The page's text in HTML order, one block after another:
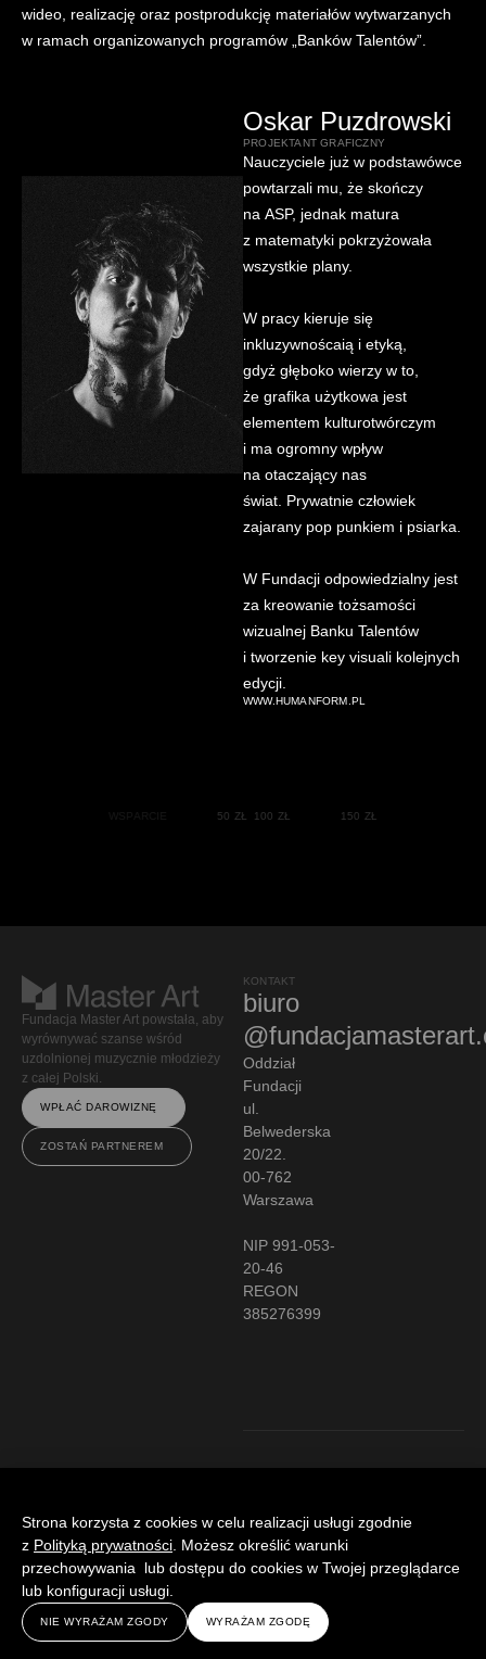
wideo, realizację oraz postprodukcję materiałów wytwarzanych
w ramach organizowanych programów „Banków Talentów”.
Oskar Puzdrowski
PROJEKTANT GRAFICZNY
Nauczyciele już w podstawówce
powtarzali mu, że skończy
na ASP, jednak matura
z matematyki pokrzyżowała
wszystkie plany.
W pracy kieruje się
inkluzywnoścaią i etyką,
gdyż głęboko wierzy w to,
że grafika użytkowa jest
elementem kulturotwórczym
i ma ogromny wpływ
na otaczający nas
świat. Prywatnie człowiek
zajarany pop punkiem i psiarka.
W Fundacji odpowiedzialny jest
za kreowanie tożsamości
wizualnej Banku Talentów
i tworzenie key visuali kolejnych
edycji.
WWW.HUMANFORM.PL
50 ZŁ 100 ZŁ 150 ZŁ
Fundacja Master Art powstała, aby
wyrównywać szanse wśród
uzdolnionej muzycznie młodzieży
z całej Polski.
WPŁAĆ DAROWIZNĘ
ZOSTAŃ PARTNEREM
KONTAKT
biuro
Oddział
Fundacji
ul.
Belwederska
20/22.
00-762
Warszawa
NIP 991-053-
20-46
REGON
385276399
2022
B
Strona korzysta z cookies w celu realizacji usługi zgodnie
z Polityką prywatności . Możesz określić warunki
przechowywania lub dostępu do cookies w Twojej przeglądarce
lub konfiguracji usługi.
NIE WYRAŻAM ZGODY WYRAŻAM ZGODĘ